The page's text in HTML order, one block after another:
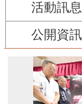
活動訊息
公開資訊